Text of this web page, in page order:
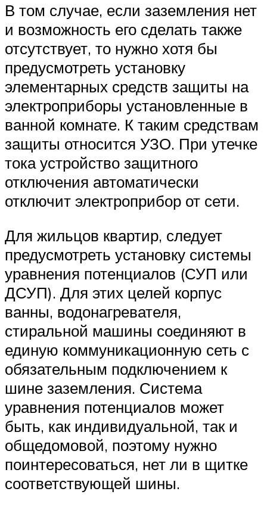
В том случае, если заземления нет
и возможность его сделать также
отсутствует, то нужно хотя бы
предусмотреть установку
элементарных средств защиты на
электроприборы установленные в
ванной комнате. К таким средствам
защиты относится УЗО. При утечке
тока устройство защитного
отключения автоматически
отключит электроприбор от сети.
Для жильцов квартир, следует
предусмотреть установку системы
уравнения потенциалов (СУП или
ДСУП). Для этих целей корпус
ванны, водонагревателя,
стиральной машины соединяют в
единую коммуникационную сеть с
обязательным подключением к
шине заземления. Система
уравнения потенциалов может
быть, как индивидуальной, так и
общедомовой, поэтому нужно
поинтересоваться, нет ли в щитке
соответствующей шины.